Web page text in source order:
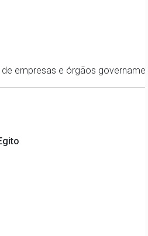
empresas e órgãos